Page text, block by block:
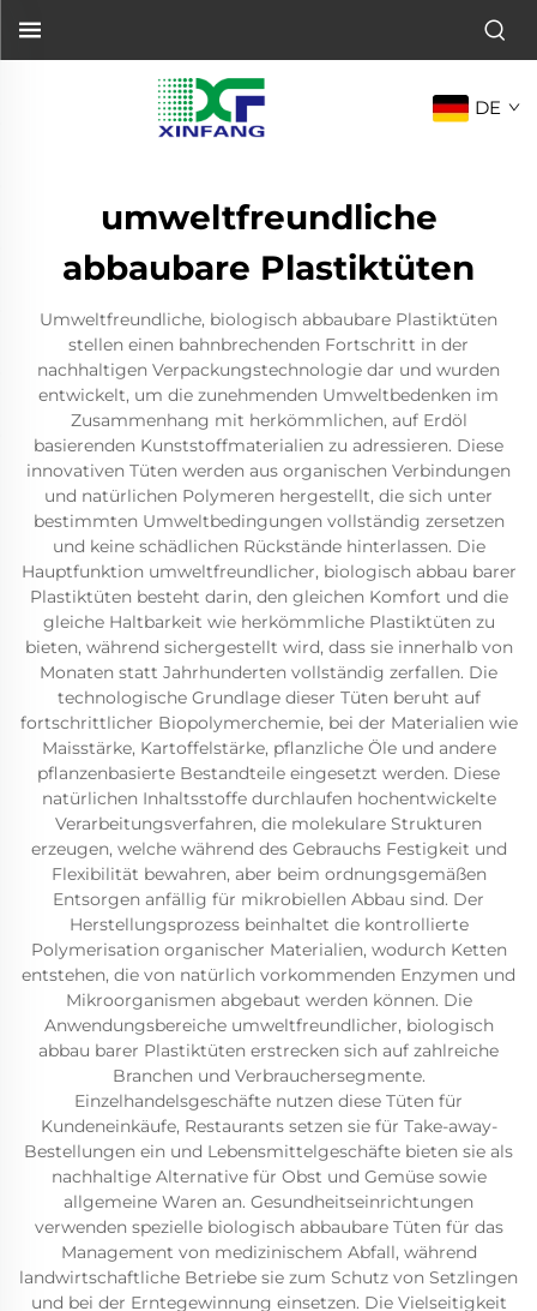
DE
umweltfreundliche
abbaubare Plastiktüten
Umweltfreundliche, biologisch abbaubare Plastiktüten
stellen einen bahnbrechenden Fortschritt in der
nachhaltigen Verpackungstechnologie dar und wurden
entwickelt, um die zunehmenden Umweltbedenken im
Zusammenhang mit herkömmlichen, auf Erdöl
basierenden Kunststoffmaterialien zu adressieren. Diese
innovativen Tüten werden aus organischen Verbindungen
und natürlichen Polymeren hergestellt, die sich unter
bestimmten Umweltbedingungen vollständig zersetzen
und keine schädlichen Rückstände hinterlassen. Die
Hauptfunktion umweltfreundlicher, biologisch abbau barer
Plastiktüten besteht darin, den gleichen Komfort und die
gleiche Haltbarkeit wie herkömmliche Plastiktüten zu
bieten, während sichergestellt wird, dass sie innerhalb von
Monaten statt Jahrhunderten vollständig zerfallen. Die
technologische Grundlage dieser Tüten beruht auf
fortschrittlicher Biopolymerchemie, bei der Materialien wie
Maisstärke, Kartoffelstärke, pflanzliche Öle und andere
pflanzenbasierte Bestandteile eingesetzt werden. Diese
natürlichen Inhaltsstoffe durchlaufen hochentwickelte
Verarbeitungsverfahren, die molekulare Strukturen
erzeugen, welche während des Gebrauchs Festigkeit und
Flexibilität bewahren, aber beim ordnungsgemäßen
Entsorgen anfällig für mikrobiellen Abbau sind. Der
Herstellungsprozess beinhaltet die kontrollierte
Polymerisation organischer Materialien, wodurch Ketten
entstehen, die von natürlich vorkommenden Enzymen und
Mikroorganismen abgebaut werden können. Die
Anwendungsbereiche umweltfreundlicher, biologisch
abbau barer Plastiktüten erstrecken sich auf zahlreiche
Branchen und Verbrauchersegmente.
Einzelhandelsgeschäfte nutzen diese Tüten für
Kundeneinkäufe, Restaurants setzen sie für Take-away-
Bestellungen ein und Lebensmittelgeschäfte bieten sie als
nachhaltige Alternative für Obst und Gemüse sowie
allgemeine Waren an. Gesundheitseinrichtungen
verwenden spezielle biologisch abbaubare Tüten für das
Management von medizinischem Abfall, während
landwirtschaftliche Betriebe sie zum Schutz von Setzlingen
und bei der Erntegewinnung einsetzen. Die Vielseitigkeit